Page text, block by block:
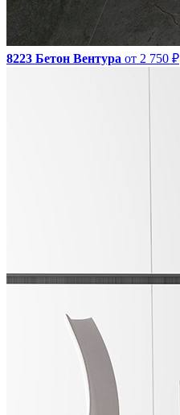
8223 Бетон Вентура от 2 750 ₽